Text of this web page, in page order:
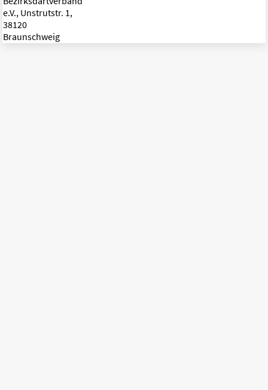
e.V., Unstrutstr. 1,
38120
Braunschweig